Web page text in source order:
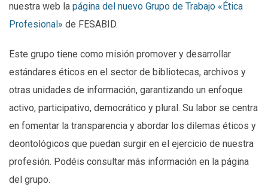
nuestra web la página del nuevo Grupo de Trabajo «Ética
Profesional» de FESABID.
Este grupo tiene como misión promover y desarrollar
estándares éticos en el sector de bibliotecas, archivos y
otras unidades de información, garantizando un enfoque
activo, participativo, democrático y plural. Su labor se centra
en fomentar la transparencia y abordar los dilemas éticos y
deontológicos que puedan surgir en el ejercicio de nuestra
profesión. Podéis consultar más información en la página
del grupo.